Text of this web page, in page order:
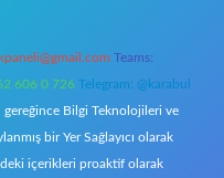
Teams:
606 0 726 Telegram: @karabul
gereğince Bilgi Teknolojileri ve
bir Yer Sağlayıcı olarak
içerikleri proaktif olarak